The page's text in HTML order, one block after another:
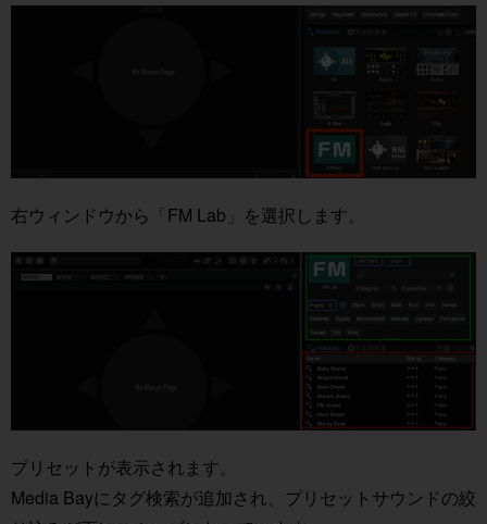
右ウィンドウから「FM Lab」を選択します。
プリセットが表示されます。
Media Bayにタグ検索が追加され、プリセットサウンドの絞